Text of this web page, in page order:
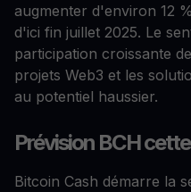
augmenter d'environ 12
d'ici fin juillet 2025. Le
participation croissante
projets Web3 et les
au potentiel haussier.
Prévision BCH
Bitcoin Cash démarre la